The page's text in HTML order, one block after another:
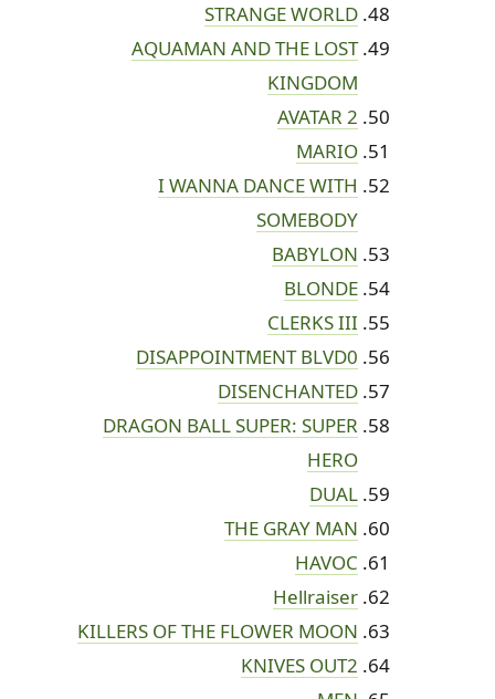
STRANGE WORLD
AQUAMAN AND THE LOST
KINGDOM
AVATAR 2
MARIO
I WANNA DANCE WITH
SOMEBODY
BABYLON
BLONDE
CLERKS III
DISAPPOINTMENT BLVD0
DISENCHANTED
DRAGON BALL SUPER: SUPER
HERO
DUAL
THE GRAY MAN
HAVOC
Hellraiser
KILLERS OF THE FLOWER MOON
KNIVES OUT2